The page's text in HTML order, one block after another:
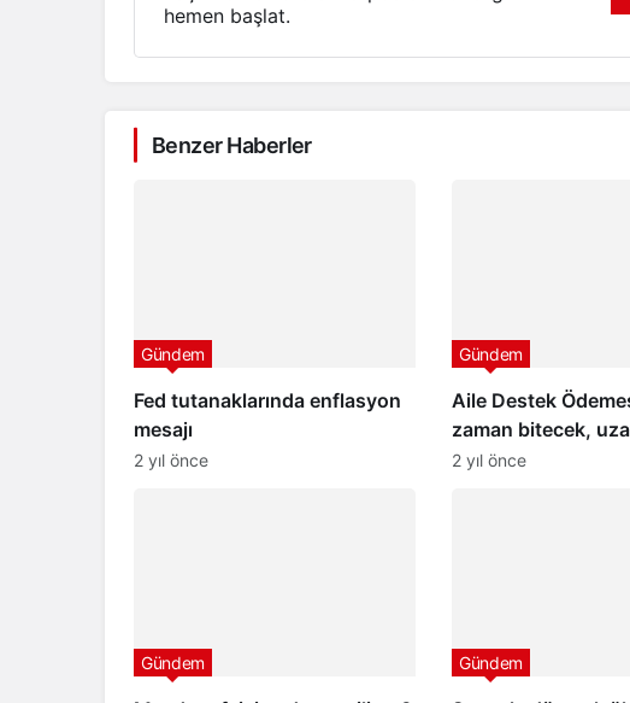
hemen başlat.
Benzer Haberler
Fed tutanaklarında enflasyon
mesajı
Gündem
2 yıl önce
Aile Destek
zaman bitecek,
2024 Aile Destek
Gündem
2 yıl önce
Gündem Gündem